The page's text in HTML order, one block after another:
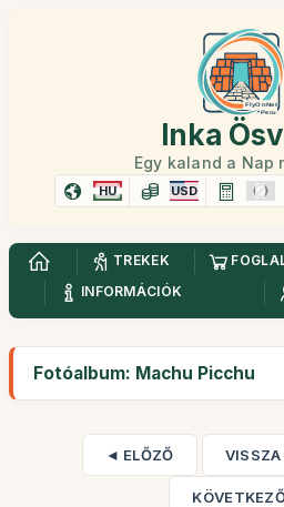
Inka
Egy kaland a Nap
HU USD
TREKEK
INFORMÁCIÓK
Fotóalbum: Machu Picchu
◄ ELŐZŐ VISSZA